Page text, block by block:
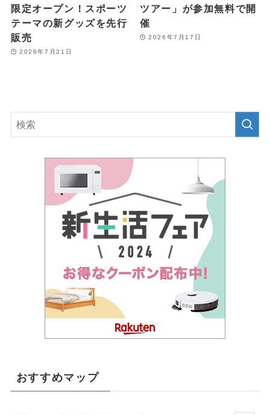
限定オープン！スポーツ
テーマの新グッズを先行
販売
2026年7月21日
ツアー」が参加無料で開
催
2026年7月17日
おすすめマップ